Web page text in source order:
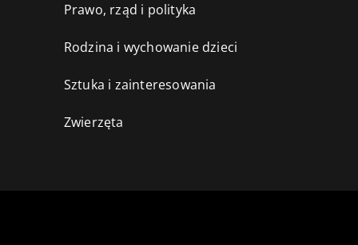
Prawo, rząd i polityka
Rodzina i wychowanie dzieci
Sztuka i zainteresowania
Zwierzęta